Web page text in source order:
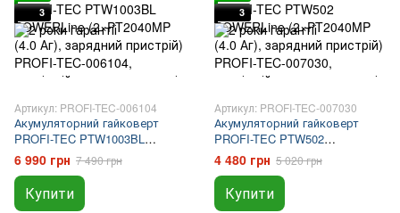
3
Артикул: PROFI-TEC-006104
Акумуляторний гайковерт
PROFI-TEC PTW1003BL
POWERLine (2×PT2040MP (4.0
Аг), зарядний пристрій)
6 990 грн 7 490 грн
Купити
3
Артикул: PROFI-TEC-007030
Акумуляторний гайковерт
PROFI-TEC PTW502
POWERLine (2×PT2040MP (4.0
Аг), зарядний пристрій)
4 480 грн 5 020 грн
Купити